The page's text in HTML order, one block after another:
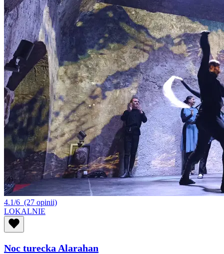
4.1/6 (27 opinii)
LOKALNIE
Noc turecka Alarahan